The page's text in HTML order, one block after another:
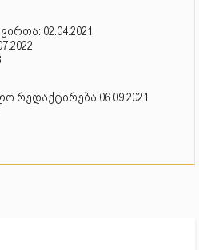
02.04.2021
რედაქტირება 06.09.2021